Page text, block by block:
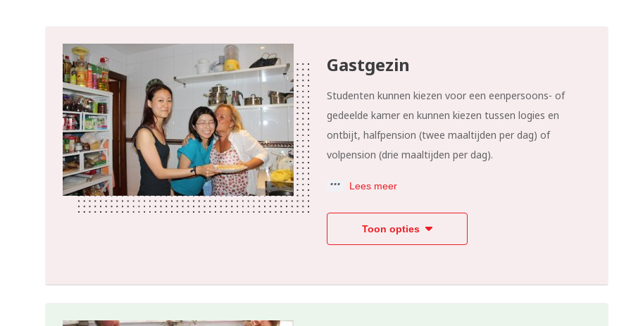
Gastgezin
Studenten kunnen kiezen voor een eenpersoons- of
gedeelde kamer en kunnen kiezen tussen logies en
ontbijt, halfpension (twee maaltijden per dag) of
volpension (drie maaltijden per dag).
Lees meer
Toon opties